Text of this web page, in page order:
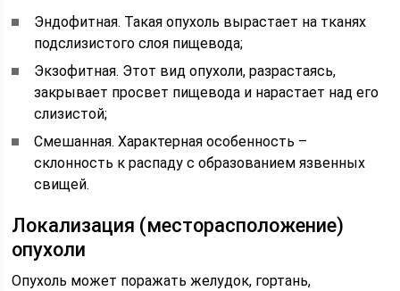
Эндофитная. Такая опухоль вырастает на тканях
подслизистого слоя пищевода;
Экзофитная. Этот вид опухоли, разрастаясь,
закрывает просвет пищевода и нарастает над его
слизистой;
Смешанная. Характерная особенность –
склонность к распаду с образованием язвенных
свищей.
Локализация (месторасположение)
опухоли
Опухоль может поражать желудок, гортань,